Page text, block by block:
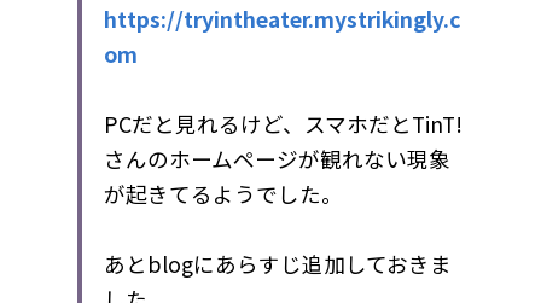
https://tryintheater.mystrikingly.c
om
PCだと見れるけど、スマホだとTinT!
さんのホームページが観れない現象
が起きてるようでした。
あとblogにあらすじ追加しておきま